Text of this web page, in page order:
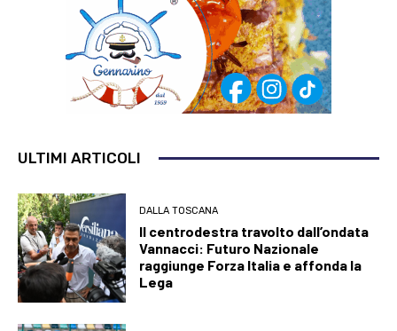
ULTIMI ARTICOLI
DALLA TOSCANA
Il centrodestra travolto dall’ondata
Vannacci: Futuro Nazionale
raggiunge Forza Italia e affonda la
Lega